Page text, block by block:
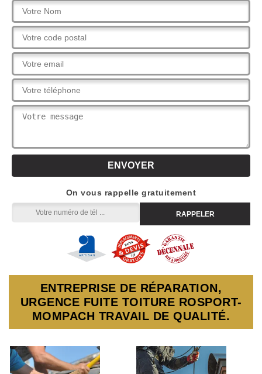
On vous rappelle gratuitement
ENTREPRISE DE RÉPARATION,
URGENCE FUITE TOITURE ROSPORT-
MOMPACH TRAVAIL DE QUALITÉ.